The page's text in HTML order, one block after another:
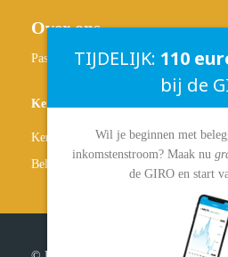
Over ons
Passief-Inkomen.nl
Kennisbank
Kennisbank overzicht
Beleggen
TIJDELIJK: 110
bij de
Wil je beginnen met
inkomstenstroom? Maak nu
de GIRO en start